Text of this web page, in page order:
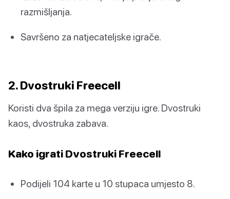
razmišljanja.
Savršeno za natjecateljske igrače.
2. Dvostruki Freecell
Koristi dva špila za mega verziju igre. Dvostruki
kaos, dvostruka zabava.
Kako igrati Dvostruki Freecell
Podijeli 104 karte u 10 stupaca umjesto 8.